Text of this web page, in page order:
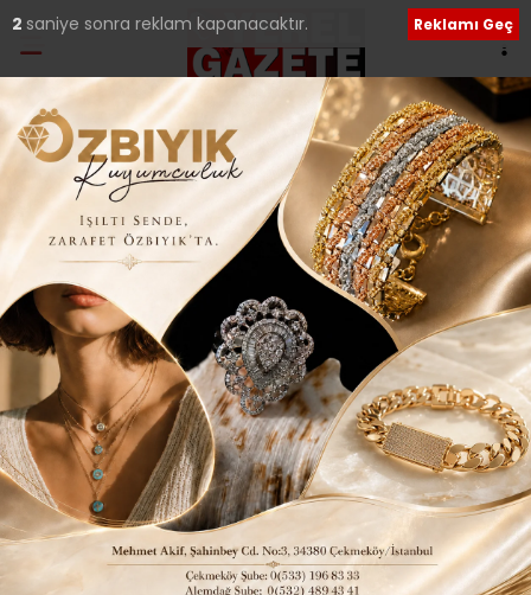
Ana Sayfa›Tüm Manşetler
2017 ROBOTİK
YARIŞMASI TÜRKİYE
ŞAMPİYONU İSTANBUL
AVRUPA SINAV KOLEJİ
Giriş: 07-12-2017 17:06
Güncelleme: 07-12-2017 17:13
399 Tüm Manşetler
1 saniye sonra reklam kapanacaktır. Reklamı Geç